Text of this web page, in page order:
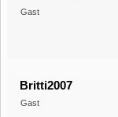
Gast
Britti2007
Gast